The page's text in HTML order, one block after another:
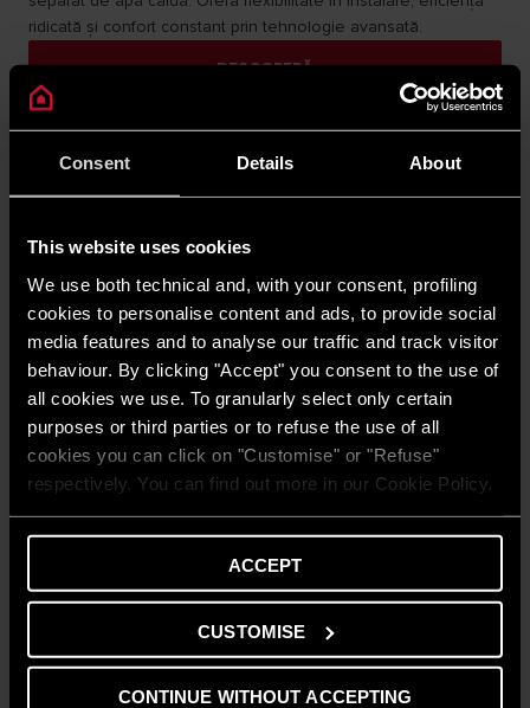
Consent Details About
This website uses cookies
We use both technical and, with your consent, profiling
cookies to personalise content and ads, to provide social
media features and to analyse our traffic and track visitor
behaviour. By clicking "Accept" you consent to the use of
all cookies we use. To granularly select only certain
purposes or third parties or to refuse the use of all
cookies you can click on "Customise" or "Refuse"
respectively. You can find out more in our Cookie Policy.
ACCEPT
CUSTOMISE
CONTINUE WITHOUT ACCEPTING
ridicată și confort constant prin tehnologie avansată.​
DESCOPERĂ
Nimbus Plus Net R32
căldură aer-apă cu invertor pentru încălzirea și răcirea spațiilor,
iar una dintre funcțiile speciale ale acesteia o reprezintă
conectivitatea inteligentă prin Sensys NET HD.
DESCOPERĂ